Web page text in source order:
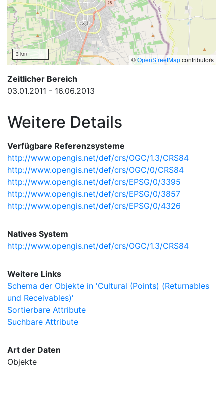
3 km
©OpenStreetMapcontributors
Zeitlicher Bereich
03.01.2011 - 16.06.2013
Weitere Details
Verfügbare Referenzsysteme
http://www.opengis.net/def/crs/OGC/1.3/CRS84
http://www.opengis.net/def/crs/OGC/0/CRS84
http://www.opengis.net/def/crs/EPSG/0/3395
http://www.opengis.net/def/crs/EPSG/0/3857
http://www.opengis.net/def/crs/EPSG/0/4326
Natives System
http://www.opengis.net/def/crs/OGC/1.3/CRS84
Weitere Links
Schema der Objekte in 'Cultural (Points) (Returnables
und Receivables)'
Sortierbare Attribute
Suchbare Attribute
Art der Daten
Objekte